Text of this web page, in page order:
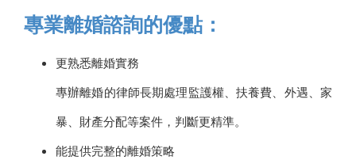
專業離婚諮詢的優點：
更熟悉離婚實務
專辦離婚的律師長期處理監護權、扶養費、外遇、家
暴、財產分配等案件，判斷更精準。
能提供完整的離婚策略